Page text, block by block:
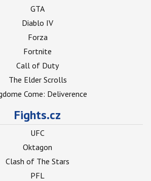
GTA
Diablo IV
Forza
Fortnite
Call of Duty
The Elder Scrolls
Come: Deliverence
Fights.cz
UFC
Oktagon
Clash of The Stars
PFL